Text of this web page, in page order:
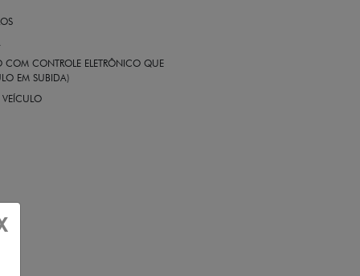
COM CONTROLE ELETRÔNICO QUE
EM SUBIDA)